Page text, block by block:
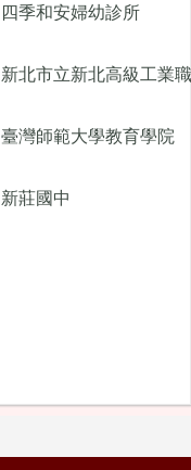
四季和安婦幼診所
新北市立新北高級工業
臺灣師範大學教育學院
新莊國中